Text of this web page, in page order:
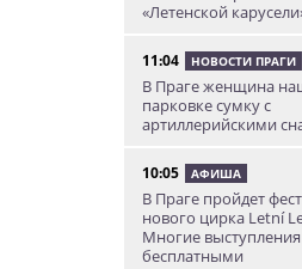
«Летенской
11:04 НОВОСТИ ПРАГИ
В Праге женщина
парковке сумку с
артиллерийскими
10:05 АФИША
В Праге пройдет
нового цирка Letní
Многие выступления
бесплатными